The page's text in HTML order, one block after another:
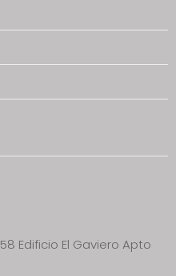
Edificio El Gaviero Apto